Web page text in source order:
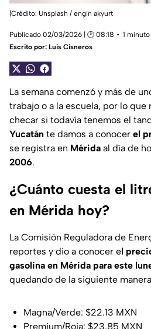
|Crédito: Unsplash / engin akyurt
Publicado 02/03/2026 | 🕑 08:18
1
Escrito por: Luis Cisneros
La semana comenzó y más de
trabajo o a la escuela, por lo
checar si todavía tenemos el
Yucatán te damos a conocer el
se registra en Mérida al día de
2006.
¿Cuánto cuesta el
en Mérida hoy?
La Comisión Reguladora de
reportes y dio a conocer el
gasolina en Mérida para este
quedando de la siguiente
Magna/Verde: $22.13 MXN
Premium/Roja: $23.85 MXN